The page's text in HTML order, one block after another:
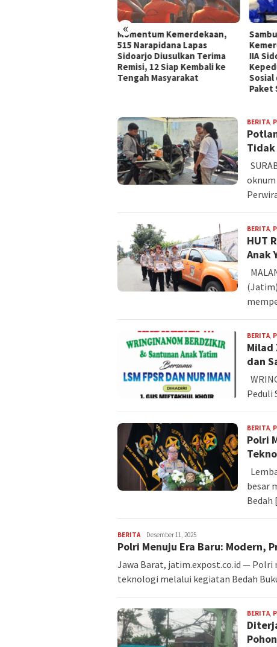
«
Sambut HUT Ke-81
Kemerdekaan RI, Lapas Kelas
IIA Sidoarjo Tebar
Kepedulian Melalui Bakti
Sosial dan Penyaluran 45
JATIM
EXPOST
BERITA,
Tidak
BERITA,
HUT
Anak
BERITA,
Milad
dan
Peduli
BERITA,
Polri
besar
BERITARedaksi
Desember 11, 2025
Polri Menuju Era Baru: Modern,
Jawa Barat, jatim.expost.co.id —
teknologi melalui kegiatan Bedah
BERITA,